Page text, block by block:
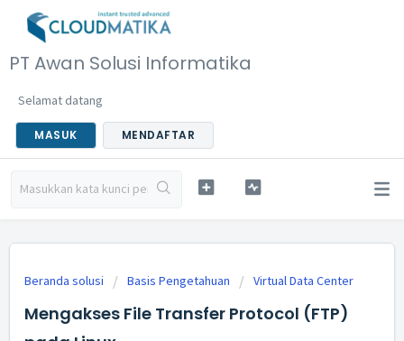
PT Awan Solusi Informatika
Selamat datang
MASUK MENDAFTAR
Beranda solusi Basis Pengetahuan Virtual Data Center
Mengakses File Transfer Protocol (FTP)